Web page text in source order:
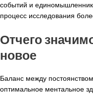
событий и
процесс исследования
Отчего
новое
Баланс между
оптимальное ментальное